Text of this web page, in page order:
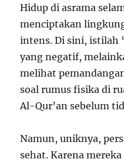
Hidup di asrama
menciptakan
intens. Di sini, istilah
yang negatif,
melihat
soal rumus fisika di
Al-Qur’an sebelum
Namun, uniknya,
sehat. Karena